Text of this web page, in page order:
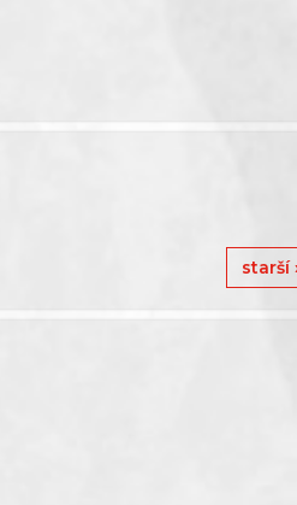
starší